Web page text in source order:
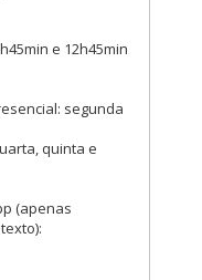
e 12h45min
segunda
quinta e
(apenas